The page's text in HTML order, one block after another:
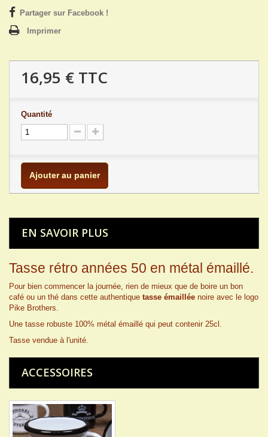
Partager sur Facebook !
Imprimer
16,95 € TTC
Quantité
Ajouter au panier
EN SAVOIR PLUS
Tasse rétro années 50 en métal émaillé.
Pour bien commencer la journée, rien de mieux que de boire un bon
café ou un thé dans cette authentique tasse émaillée noire avec le logo
Pike Brothers.
Une tasse robuste 100% métal émaillé qui peut contenir 25cl.
Tasse vendue à l'unité.
ACCESSOIRES